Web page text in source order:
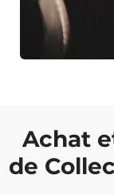
Achat
de